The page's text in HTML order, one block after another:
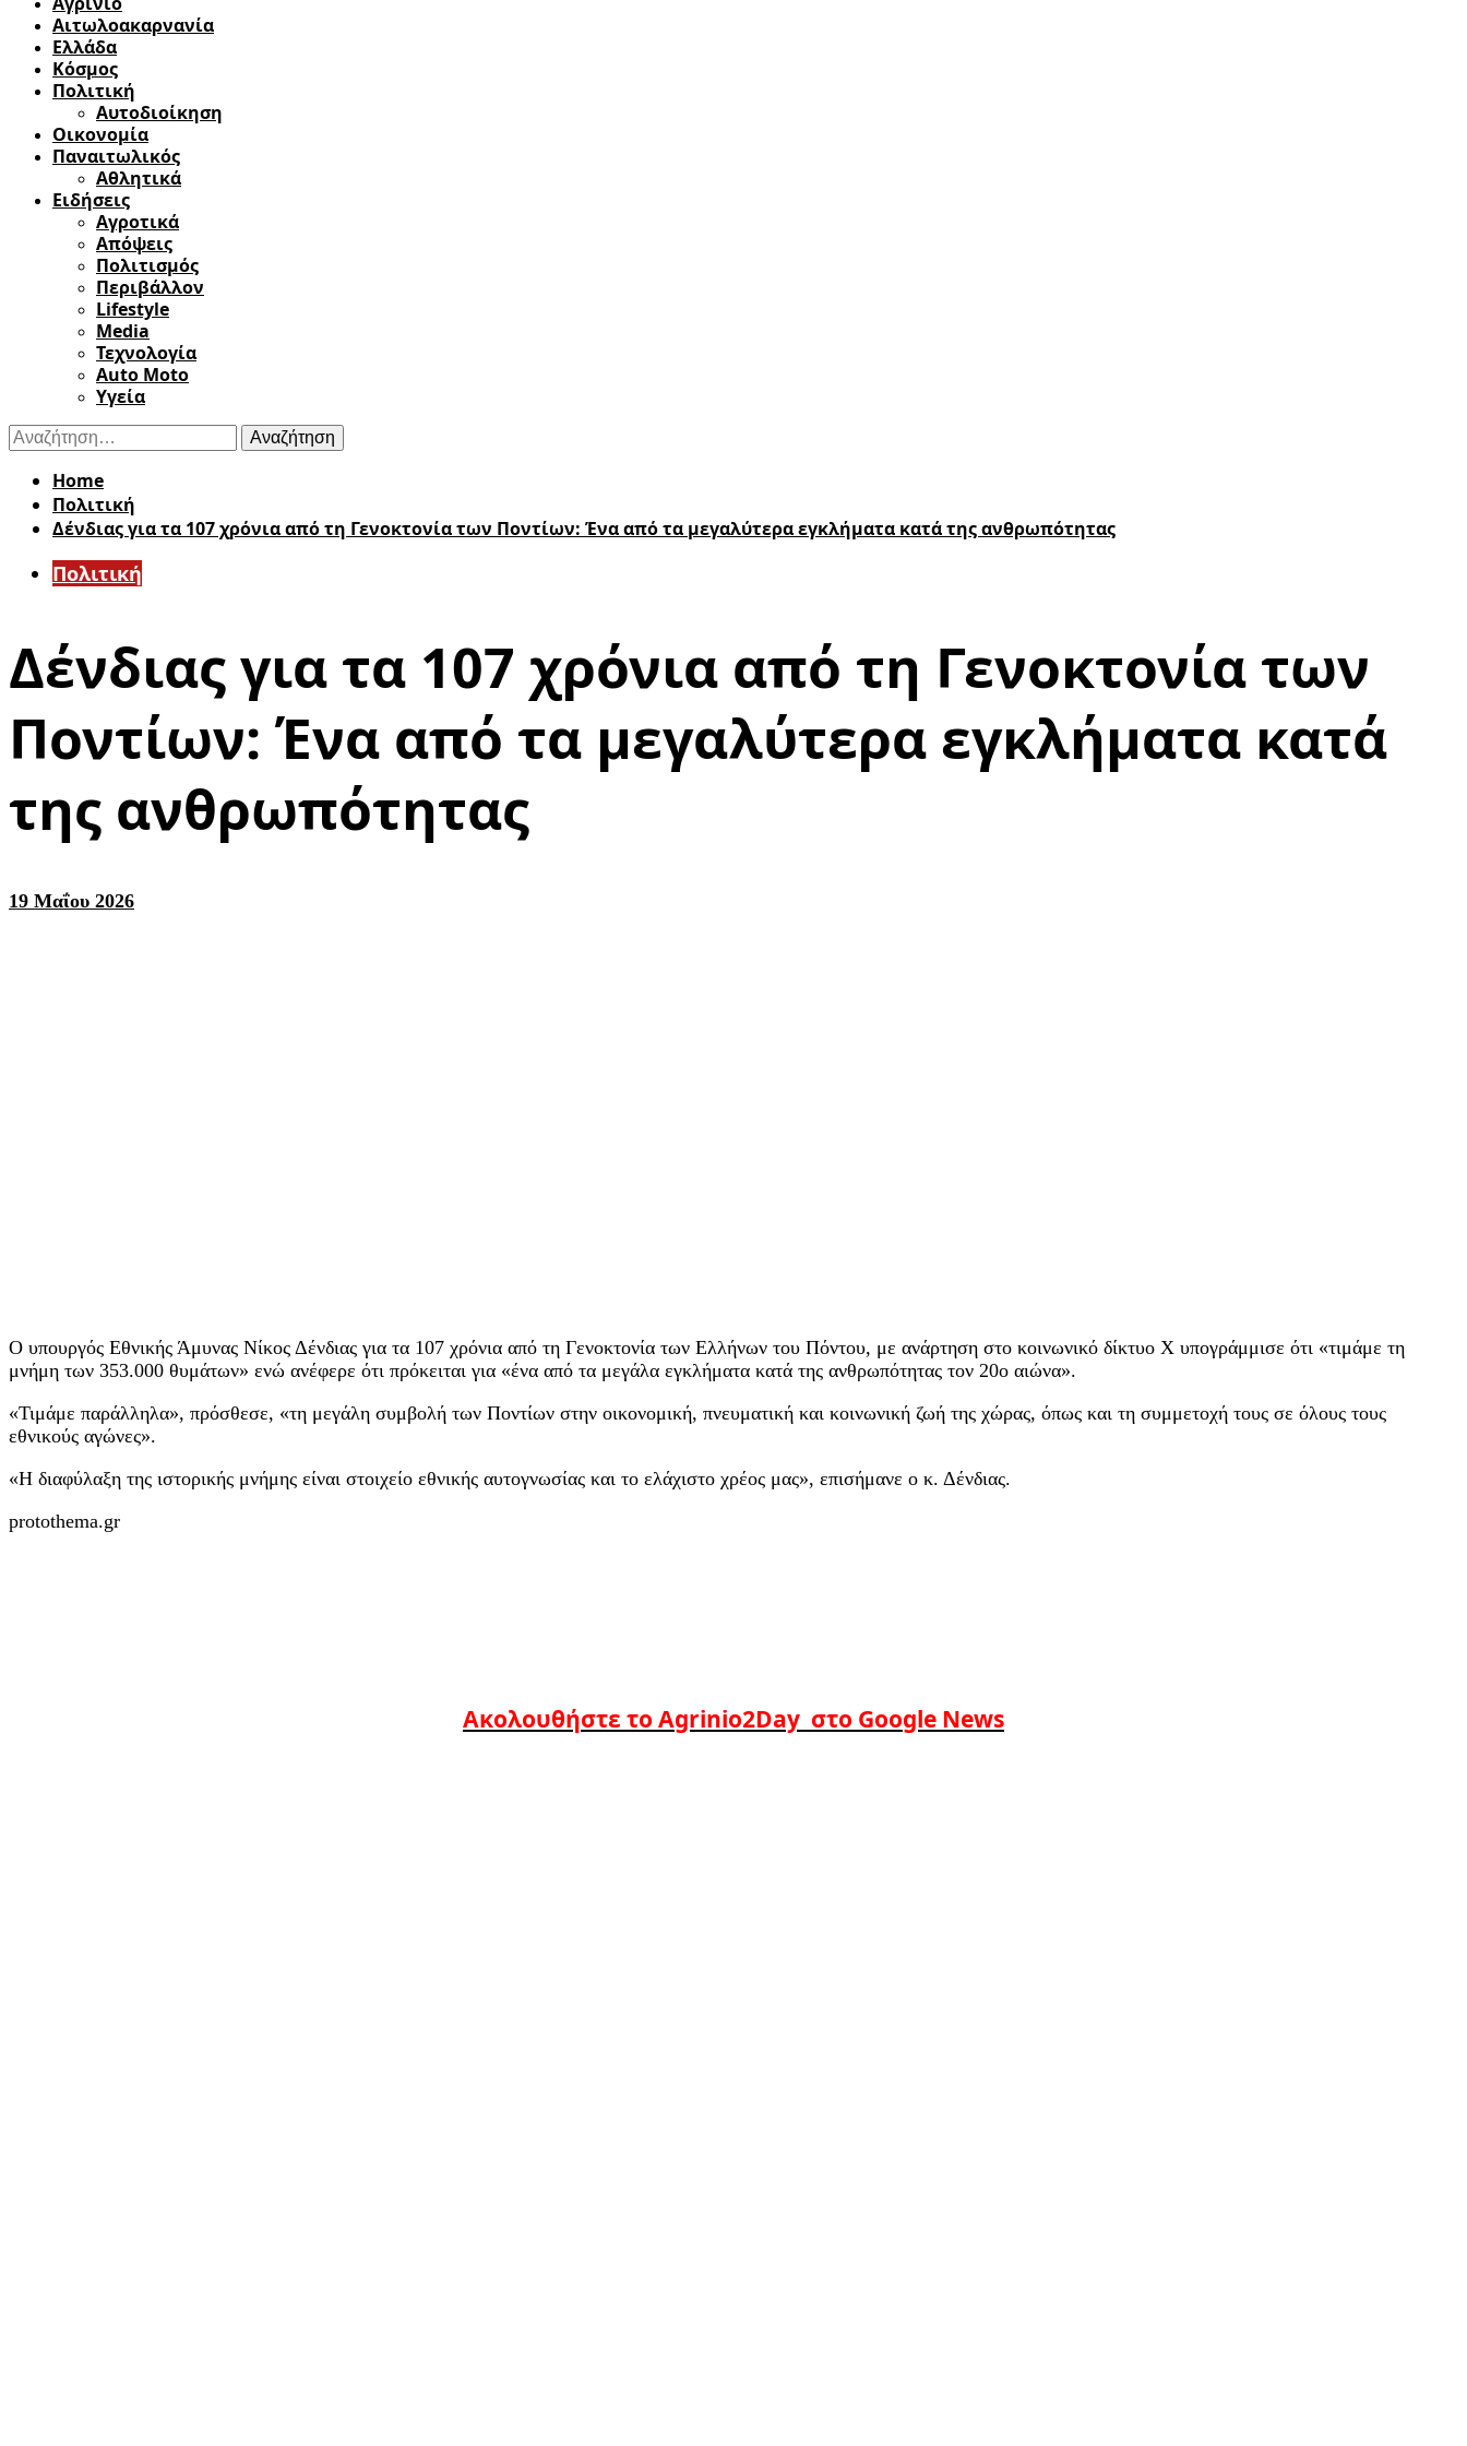
Αιτωλοακαρνανία
Ελλάδα
Κόσμος
Πολιτική
Αυτοδιοίκηση
Οικονομία
Παναιτωλικός
Αθλητικά
Ειδήσεις
Αγροτικά
Απόψεις
Πολιτισμός
Περιβάλλον
Lifestyle
Media
Τεχνολογία
Auto Moto
Υγεία
Αναζήτηση
για:
Home
Πολιτική
Δένδιας για τα 107 χρόνια από τη Γενοκτονία των Ποντίων: Ένα από τα μεγαλύτερα εγκλήματα κατά της ανθρωπότητας
Πολιτική
Δένδιας για τα 107 χρόνια από τη Γενοκτονία των
Ποντίων: Ένα από τα μεγαλύτερα εγκλήματα κατά
της ανθρωπότητας
19 Μαΐου 2026
Ο υπουργός Εθνικής Άμυνας Νίκος Δένδιας για τα 107 χρόνια από τη Γενοκτονία των Ελλήνων του Πόντου, με ανάρτηση στο κοινωνικό δίκτυο Χ υπογράμμισε ότι «τιμάμε τη
μνήμη των 353.000 θυμάτων» ενώ ανέφερε ότι πρόκειται για «ένα από τα μεγάλα εγκλήματα κατά της ανθρωπότητας τον 20ο αιώνα».
«Τιμάμε παράλληλα», πρόσθεσε, «τη μεγάλη συμβολή των Ποντίων στην οικονομική, πνευματική και κοινωνική ζωή της χώρας, όπως και τη συμμετοχή τους σε όλους τους
εθνικούς αγώνες».
«Η διαφύλαξη της ιστορικής μνήμης είναι στοιχείο εθνικής αυτογνωσίας και το ελάχιστο χρέος μας», επισήμανε ο κ. Δένδιας.
protothema.gr
Ακολουθήστε το Agrinio2Day στο Google News